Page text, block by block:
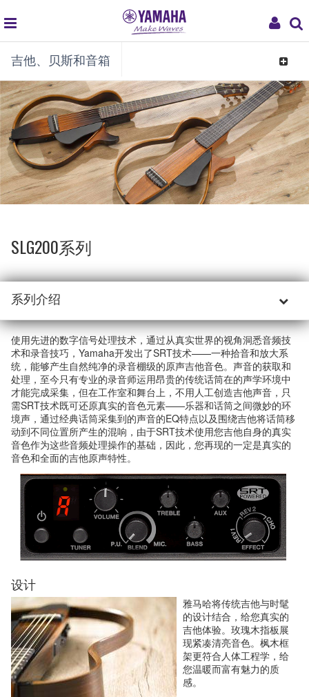
My
global
navigation
吉他、贝斯和音箱
Toggle
SLG200系列
系列介绍
使用先进的数字信号处理技术，通过从真实世界的视角洞悉音频技
术和录音技巧，Yamaha开发出了SRT技术——一种拾音和放大系
统，能够产生自然纯净的录音棚级的原声吉他音色。声音的获取和
处理，至今只有专业的录音师运用昂贵的传统话筒在的声学环境中
才能完成采集，但在工作室和舞台上，不用人工创造吉他声音，只
需SRT技术既可还原真实的音色元素——乐器和话筒之间微妙的环
境声，通过经典话筒采集到的声音的EQ特点以及围绕吉他将话筒移
动到不同位置所产生的混响，由于SRT技术使用您吉他自身的真实
音色作为这些音频处理操作的基础，因此，您再现的一定是真实的
音色和全面的吉他原声特性。
设计
雅马哈将传统吉他与时髦
的设计结合，给您真实的
吉他体验。玫瑰木指板展
现紧凑清亮音色。枫木框
架更符合人体工程学，给
您温暖而富有魅力的质
感。